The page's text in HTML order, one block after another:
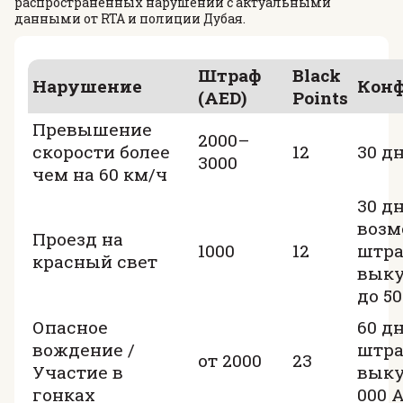
данными от RTA и полиции Дубая.
Нарушение
Штраф
(AED)
Black
Points
Превышение
скорости более
чем на 60 км/ч
2000–
3000
12 30
Проезд на
красный свет
1000 12
30
до
Опасное
вождение /
Участие в
гонках
от 2000 23
60
000